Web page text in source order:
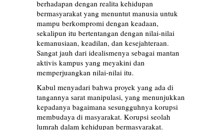
berhadapan dengan realita kehidupan
bermasyarakat yang menuntut manusia untuk
mampu berkompromi dengan keadaan,
sekalipun itu bertentangan dengan nilai-nilai
kemanusiaan, keadilan, dan kesejahteraan.
Sangat jauh dari idealismenya sebagai mantan
aktivis kampus yang meyakini dan
memperjuangkan nilai-nilai itu.
Kabul menyadari bahwa proyek yang ada di
tangannya sarat manipulasi, yang menunjukkan
kepadanya bagaimana sesungguhnya korupsi
membudaya di masyarakat. Korupsi seolah
lumrah dalam kehidupan bermasyarakat.